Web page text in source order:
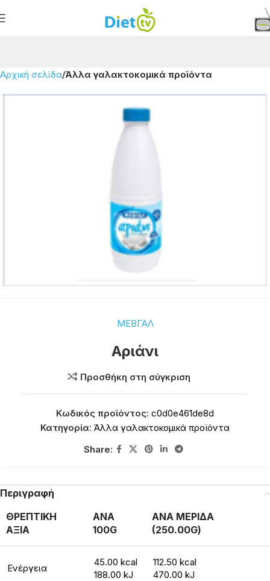
Αρχική σελίδα Άλλα γαλακτοκομικά προϊόντα
ΜΕΒΓΑΛ
Αριάνι
Προσθήκη στη σύγκριση
Κωδικός προϊόντος: c0d0e461de8d
Κατηγορία: Άλλα γαλακτοκομικά προϊόντα
Share:
Περιγραφή
ΘΡΕΠΤΙΚΗ
ΑΞΙΑ
ΑΝΑ
100G
ΑΝΑ ΜΕΡΙΔΑ
(250.00G)
Ενέργεια
45.00 kcal
188.00 kJ
112.50 kcal
470.00 kJ